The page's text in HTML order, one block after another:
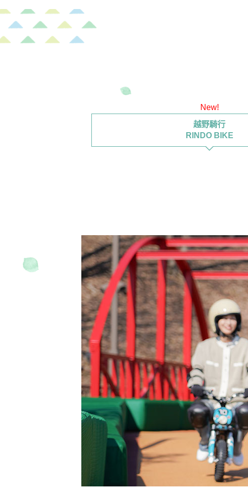
大人也能享受的卡丁賽車
mote耐久賽
茂木賽道車賽
森林餐廳 MARCHERANT
New!
越野騎行
RINDO BIKE